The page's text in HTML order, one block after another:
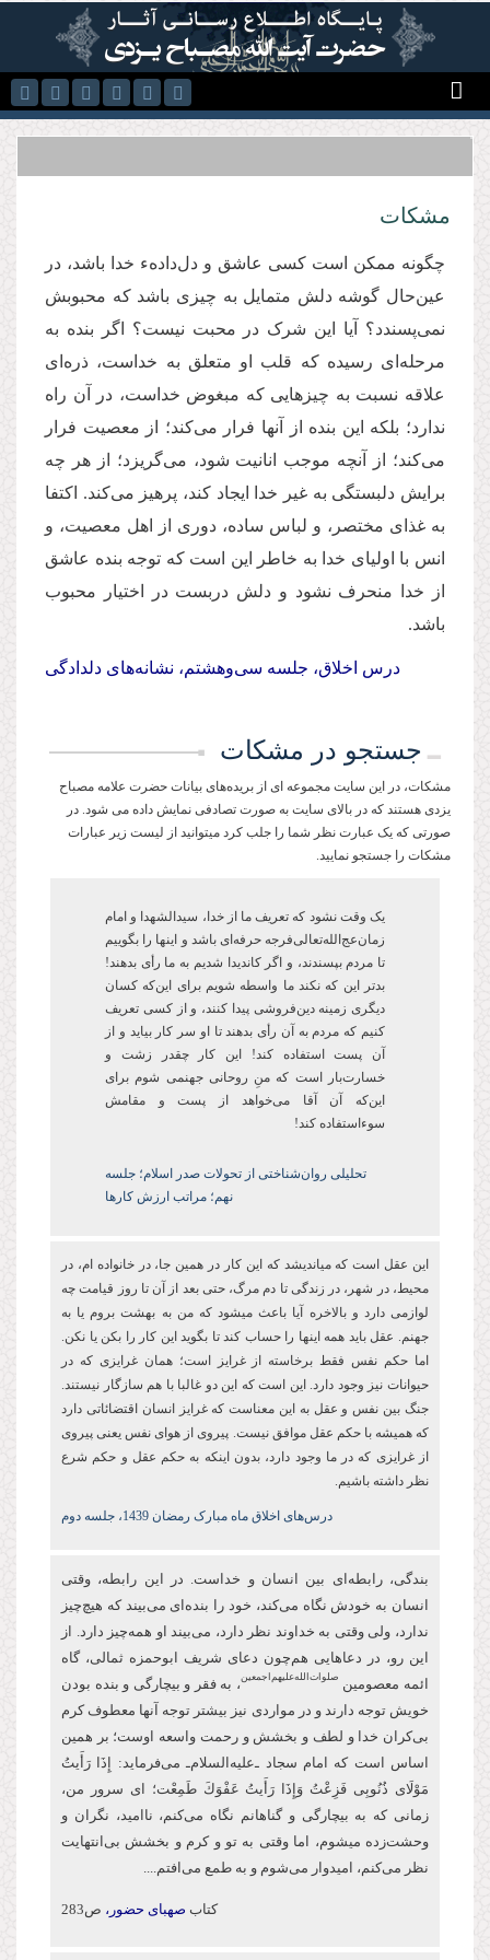
رفتن به محتوای اصلی
مشکات
چگونه ممكن است كسی عاشق و دل‌دادهء خدا باشد، در
عین‌حال گوشه دلش متمایل به چیزی باشد كه محبوبش
نمی‌پسندد؟ آیا این شرک در محبت نیست؟ اگر بنده به
مرحله‌ای رسیده كه قلب او متعلق به خداست، ذره‌ای
علاقه نسبت به چیزهایی که مبغوض خداست، در آن راه
ندارد؛ بلكه این بنده از آنها فرار می‌کند؛ از معصیت فرار
می‌کند؛ از آنچه موجب انانیت شود، می‌گریزد؛ از هر چه
برایش دلبستگی به غیر خدا ایجاد كند، پرهیز می‌کند. اكتفا
به غذای مختصر، و لباس ساده، دوری از اهل معصیت، و
انس با اولیای خدا به خاطر این است که توجه بنده عاشق
از خدا منحرف نشود و دلش دربست در اختیار محبوب
باشد.
درس اخلاق، جلسه سی‌‌وهشتم، نشانه‌های دلدادگی
جستجو در مشکات
مشکات، در این سایت مجموعه ای از بریده‌های بیانات حضرت علامه مصباح
یزدی هستند که در بالای سایت به صورت تصادفی نمایش داده می شود. در
صورتی که یک عبارت نظر شما را جلب کرد میتوانید از لیست زیر عبارات
مشکات را جستجو نمایید.
یک وقت نشود که تعریف ما از خدا، سیدالشهدا و امام
زمان‌عج‌الله‌تعالی‌فرجه حرفه‌ای باشد و این­ها را بگوییم
تا مردم بپسندند، و اگر کاندیدا شدیم به ما رأی بدهند!
بدتر این که نکند ما واسطه شویم برای این‌که کسان
دیگری زمینه دین‌فروشی پیدا کنند، و از کسی تعریف
کنیم که مردم به آن رأی ‌بدهند تا او سر کار بیاید و از
آن پست‌ استفاده کند! این کار چقدر زشت و
خسارتبار است که منِ روحانی جهنمی شوم برای
اینکه آن آقا می‌خواهد از پست و مقامش
سوءاستفاده کند!
تحلیلی روان‌شناختی از تحولات صدر اسلام؛ جلسه
نهم؛ مراتب ارزش کارها
این عقل است که میاندیشد که این کار در همین جا، در خانواده ام، در
محیط، در شهر، در زندگی تا دم مرگ، حتی بعد از آن تا روز قیامت چه
لوازمی دارد و بالاخره آیا باعث میشود که من به بهشت بروم یا به
جهنم. عقل باید همه اینها را حساب کند تا بگوید این کار را بکن یا نکن.
اما حکم نفس فقط برخاسته از غرایز است؛ همان غرایزی که در
حیوانات نیز وجود دارد. این است که این دو غالبا با هم سازگار نیستند.
جنگ بین نفس و عقل به این معناست که غرایز انسان اقتضائاتی دارد
که همیشه با حکم عقل موافق نیست. پیروی از هوای نفس یعنی پیروی
از غرایزی که در ما وجود دارد، بدون اینکه به حکم عقل و حکم شرع
نظر داشته باشیم.
درس‌های اخلاق ماه مبارک رمضان 1439، جلسه دوم
بندگی، رابطه‌ای بین انسان و خداست. در این رابطه، وقتی
انسان به خودش نگاه می‌کند، خود را بنده‌ای می‌بیند که هیچ‌چیز
ندارد، ولی وقتی به خداوند نظر دارد، می‌بیند او همه‌چیز دارد. از
این‌ رو، در دعاهایی هم‌چون دعای شریف ابو‌حمزه ثمالی، گاه
ائمه معصومین صلوات‌‌الله‌‌عليهم‌‌اجمعين ، به فقر و بیچارگی و بنده بودن
خویش توجه دارند و در مواردی نیز بیشتر توجه آنها معطوف كرم
بی‌کران خدا و لطف و بخشش و رحمت واسعه اوست؛ بر همین
اساس است كه امام سجاد ـ‌علیه‌السلام‌ـ می‌فرماید: إِذَا رَأَیتُ
مَوْلَای ذُنُوبِی فَزِعْتُ وَإِذَا رَأَیتُ عَفْوَكَ طَمِعْت؛ ای سرور من،
زمانی که به بیچارگی و گناهانم نگاه می‌کنم، ناامید، نگران و
وحشت‌زده می‏شوم، اما وقتی به تو و كرم و بخشش بی‌انتهایت
نظر می‌کنم، امیدوار ‏می‌شوم و به طمع می‌افتم....
کتاب صهبای حضور، ص283